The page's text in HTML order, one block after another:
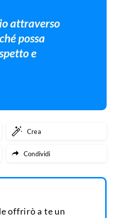
Crea
Condividi
offrirò a te un